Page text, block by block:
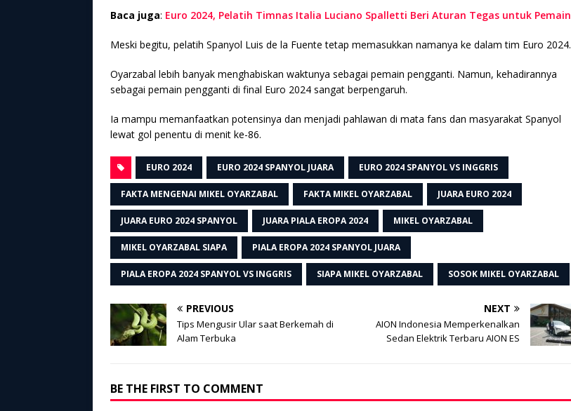
Baca juga: Euro 2024, Pelatih Timnas Italia Luciano Spalletti Beri Aturan Tegas untuk Pemain
Meski begitu, pelatih Spanyol Luis de la Fuente tetap memasukkan namanya ke dalam tim Euro 2024.
Oyarzabal lebih banyak menghabiskan waktunya sebagai pemain pengganti. Namun, kehadirannya
sebagai pemain pengganti di final Euro 2024 sangat berpengaruh.
Ia mampu memanfaatkan potensinya dan menjadi pahlawan di mata fans dan masyarakat Spanyol
lewat gol penentu di menit ke-86.
EURO 2024 EURO 2024 SPANYOL JUARA EURO 2024 SPANYOL VS INGGRIS
FAKTA MENGENAI MIKEL OYARZABAL FAKTA MIKEL OYARZABAL JUARA EURO 2024
JUARA EURO 2024 SPANYOL JUARA PIALA EROPA 2024 MIKEL OYARZABAL
MIKEL OYARZABAL SIAPA PIALA EROPA 2024 SPANYOL JUARA
PIALA EROPA 2024 SPANYOL VS INGGRIS SIAPA MIKEL OYARZABAL SOSOK MIKEL OYARZABAL
PREVIOUS
Tips Mengusir Ular saat Berkemah di
Alam Terbuka
NEXT
AION Indonesia Memperkenalkan
Sedan Elektrik Terbaru AION ES
BE THE FIRST TO COMMENT